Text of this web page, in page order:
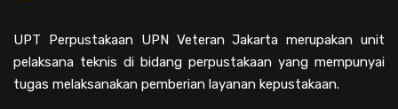
UPT Perpustakaan UPN Veteran Jakarta merupakan unit
pelaksana teknis di bidang perpustakaan yang mempunyai
tugas melaksanakan pemberian layanan kepustakaan.